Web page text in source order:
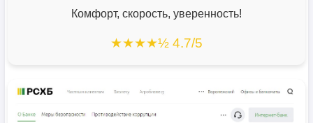
Комфорт, скорость, уверенность!
★★★★½ 4.7/5